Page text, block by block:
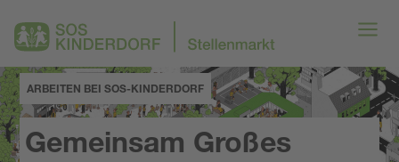
ARBEITEN BEI SOS-KINDERDORF
Gemeinsam Großes